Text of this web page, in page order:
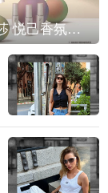
IPSA茵芙莎 悦己香氛凝露上市